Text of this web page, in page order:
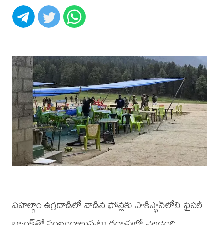
పహల్గాం ఉగ్రదాడిలో వాడిన ఫోన్లకు పాకిస్థాన్‌లోని ఫైసల్